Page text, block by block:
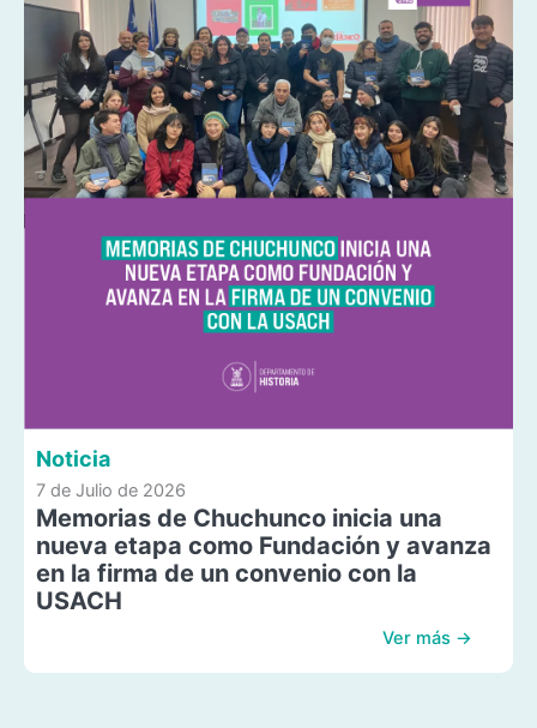
Noticia
7 de Julio de 2026
Memorias de Chuchunco inicia una
nueva etapa como Fundación y avanza
en la firma de un convenio con la
USACH
Ver más →